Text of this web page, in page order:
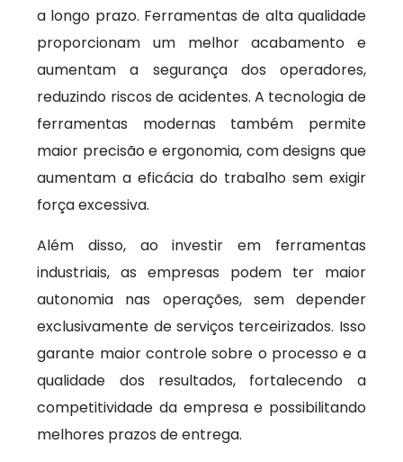
a longo prazo. Ferramentas de alta qualidade
proporcionam um melhor acabamento e
aumentam a segurança dos operadores,
reduzindo riscos de acidentes. A tecnologia de
ferramentas modernas também permite
maior precisão e ergonomia, com designs que
aumentam a eficácia do trabalho sem exigir
força excessiva.
Além disso, ao investir em ferramentas
industriais, as empresas podem ter maior
autonomia nas operações, sem depender
exclusivamente de serviços terceirizados. Isso
garante maior controle sobre o processo e a
qualidade dos resultados, fortalecendo a
competitividade da empresa e possibilitando
melhores prazos de entrega.